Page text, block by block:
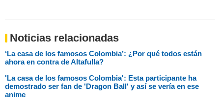
Noticias relacionadas
‘La casa de los famosos Colombia’: ¿Por qué todos están
ahora en contra de Altafulla?
'La casa de los famosos Colombia': Esta participante ha
demostrado ser fan de 'Dragon Ball' y así se vería en ese
anime